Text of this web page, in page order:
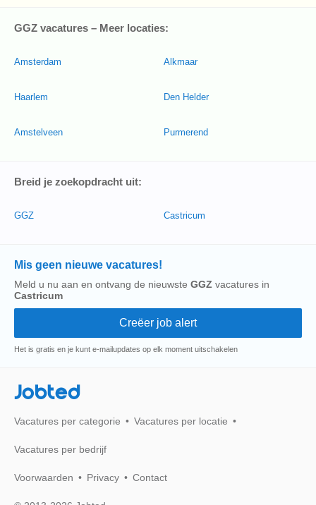
GGZ vacatures – Meer locaties:
Amsterdam
Haarlem
Amstelveen
Alkmaar
Den Helder
Purmerend
Breid je zoekopdracht uit:
GGZ Castricum
Mis geen nieuwe vacatures!
Meld u nu aan en ontvang de nieuwste GGZ vacatures in
Castricum
Het is gratis en je kunt e-mailupdates op elk moment uitschakelen
Jobted
Vacatures per categorie Vacatures per locatie
Vacatures per bedrijf
Voorwaarden Privacy Contact